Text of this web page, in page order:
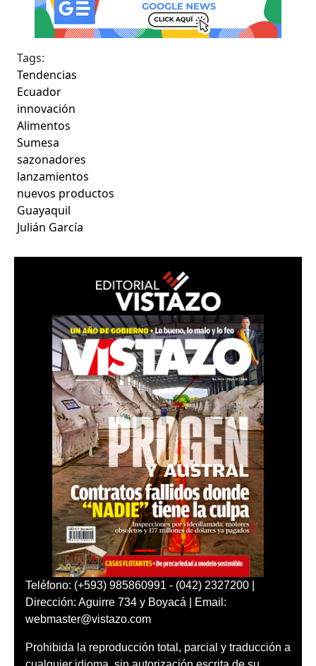
Tags:
Tendencias
Ecuador
innovación
Alimentos
Sumesa
sazonadores
lanzamientos
nuevos productos
Guayaquil
Julián García
Teléfono: (+593) 985860991 - (042) 2327200 |
Dirección: Aguirre 734 y Boyacá | Email:
webmaster@vistazo.com
Prohibida la reproducción total, parcial y traducción a